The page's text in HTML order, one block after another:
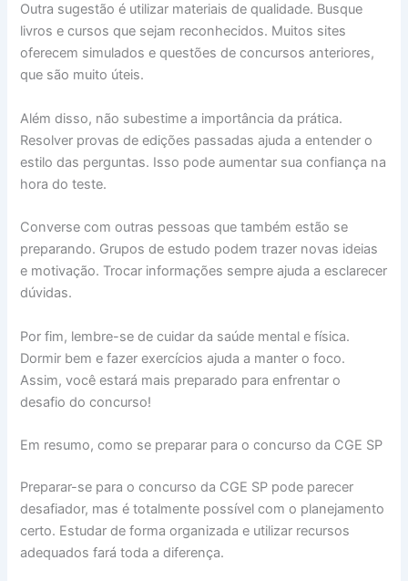
Outra sugestão é utilizar materiais de qualidade. Busque
livros e cursos que sejam reconhecidos. Muitos sites
oferecem simulados e questões de concursos anteriores,
que são muito úteis.
Além disso, não subestime a importância da prática.
Resolver provas de edições passadas ajuda a entender o
estilo das perguntas. Isso pode aumentar sua confiança na
hora do teste.
Converse com outras pessoas que também estão se
preparando. Grupos de estudo podem trazer novas ideias
e motivação. Trocar informações sempre ajuda a esclarecer
dúvidas.
Por fim, lembre-se de cuidar da saúde mental e física.
Dormir bem e fazer exercícios ajuda a manter o foco.
Assim, você estará mais preparado para enfrentar o
desafio do concurso!
Em resumo, como se preparar para o concurso da CGE SP
Preparar-se para o concurso da CGE SP pode parecer
desafiador, mas é totalmente possível com o planejamento
certo. Estudar de forma organizada e utilizar recursos
adequados fará toda a diferença.